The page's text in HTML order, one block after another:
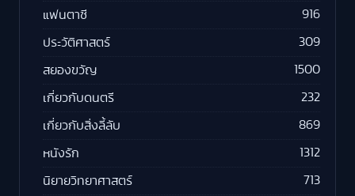
แฟนตาซี 916
ประวัติศาสตร์ 309
สยองขวัญ 1500
เกี่ยวกับดนตรี 232
เกี่ยวกับสิ่งลี้ลับ 869
หนังรัก 1312
นิยายวิทยาศาสตร์ 713